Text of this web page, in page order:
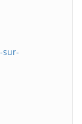
sur-